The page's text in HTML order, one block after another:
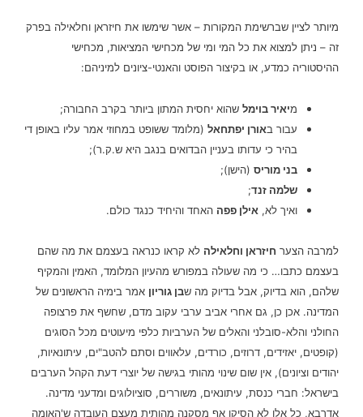
מיותר לציין שברשימת המקורות – אשר שימשו את חיזראן וחלאילה בפרק
זה – ניתן למצוא את כל המי ומי של מכחישי המציאות, מכחישי
ההיסטוריה כמדע, או בקיצור הפוסט והאנטי-ציונים למיניהם:
מיאיר בוימל שהוא יחסית המתון ביותר בקרב החבורה;
עבור באורן יפתחאל (מלומד ששופט במחוזי אמר עליו באופן די
בהיר כי עדותו בעניין הבדואים בנגב היא ש.ק.ר);
בני מוריס (הישן);
שלמה זנד;
ואיך לא, אילן פפה האחד והיחיד כנגד כולם.
למרבה הצער חיזראן וחלאילה לא קראו כנראה בעצמם את מה שהם
בעצמם כתבו… כי מה שעולה במפורש מהעיון המלומד, האמין והמקיף
שלהם, הוא בדיוק, אבל בדיוק מה שבן גוריון אמר בימיה הראשונים של
המדינה. אכן כן, גם אחרי אביב ערבי עקוב מדם, שחשף את פרצופה
החולני והלא-סובלני והאלים של הערביות כלפי מיעוטים מכל הסוגים
(קופטים, יאזידים, דרוזים, כורדים, עלאווים וסתם להטב"ים, עיתונאיות,
יהודים וציונים), אין שום שינוי מהותי בגישה של יוצרי דעת הקהל הערבים
בישראל: חברי כנסת, עיתונאים, משוררים, סוציולוגים ומדעני מדינה.
אדרבא, כל אלו לא הסיקו אף מסקנה מהותית מעצם העובדה ש'האומה